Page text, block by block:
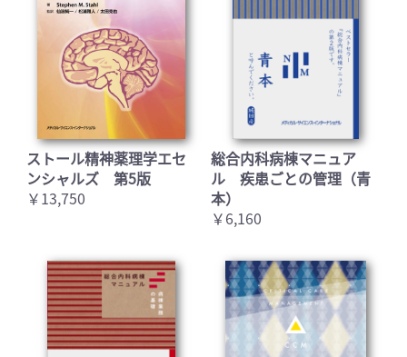
ストール精神薬理学エセ
ンシャルズ 第5版
￥13,750
総合内科病棟マニュア
ル 疾患ごとの管理（青
本）
￥6,160